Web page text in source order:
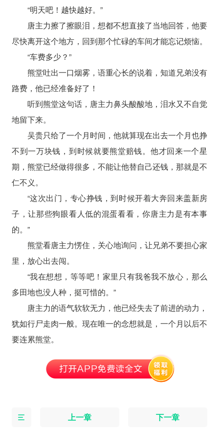
“明天吧！越快越好。”
唐主力擦了擦眼泪，想都不想直接了当地回答，他要
尽快离开这个地方，回到那个忙碌的车间才能忘记烦恼。
“车费多少？”
熊堂吐出一口烟雾，语重心长的说着，知道兄弟没有
路费，他已经准备好了！
听到熊堂这句话，唐主力鼻头酸酸地，泪水又不自觉
地留下来。
吴贵只给了一个月时间，他就算现在出去一个月也挣
不到一万块钱，到时候就要熊堂赔钱。他才回来一个星
期，熊堂已经做得很多，不能让他替自己还钱，那就是不
仁不义。
“这次出门，专心挣钱，到时候开着大奔回来盖新房
子，让那些狗眼看人低的混蛋看看，你唐主力是有本事
的。”
熊堂看唐主力愣住，关心地询问，让兄弟不要担心家
里，放心出去闯。
“我在想想，等等吧！家里只有我爸我不放心，那么
多田地也没人种，挺可惜的。”
唐主力的语气软软无力，他已经失去了前进的动力，
犹如行尸走肉一般。现在唯一的念想就是，一个月以后不
要连累熊堂。
上一章 下一章